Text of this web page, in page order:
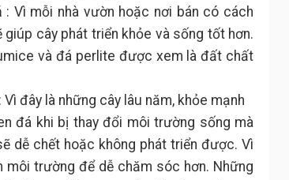
: Vì mỗi nhà vườn hoặc nơi bán có cách
cây phát triển khỏe và sống tốt hơn.
và đá perlite được xem là đất chất
: Vì đây là những cây lâu năm, khỏe mạnh
đá khi bị thay đổi môi trường sống mà
dễ chết hoặc không phát triển được. Vì
trường để dễ chăm sóc hơn. Những